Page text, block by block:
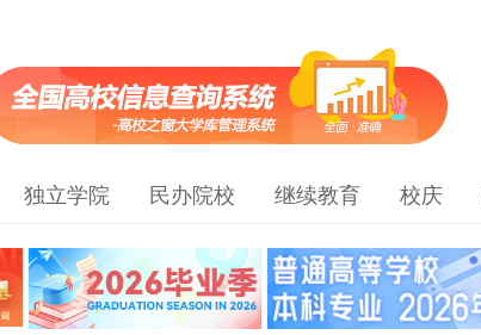
独立学院 民办院校 继续教育 校庆